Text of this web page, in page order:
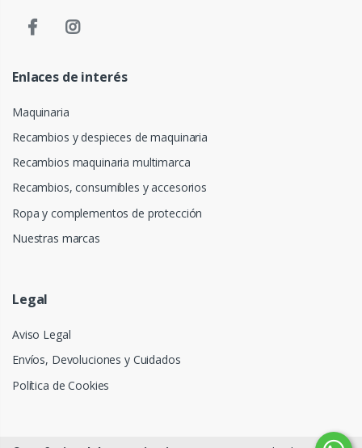
Enlaces de interés
Maquinaria
Recambios y despieces de maquinaria
Recambios maquinaria multimarca
Recambios, consumibles y accesorios
Ropa y complementos de protección
Nuestras marcas
Legal
Aviso Legal
Envíos, Devoluciones y Cuidados
Política de Cookies